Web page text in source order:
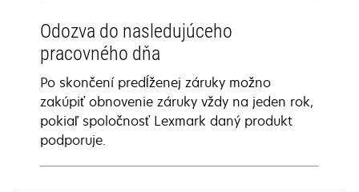
Odozva do nasledujúceho
pracovného dňa
Po skončení predĺženej záruky možno
zakúpiť obnovenie záruky vždy na jeden rok,
pokiaľ spoločnosť Lexmark daný produkt
podporuje.